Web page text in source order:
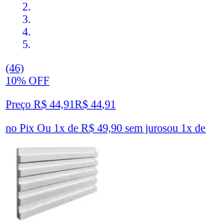
(46)
10% OFF
Preço R$ 44,91R$ 44,91
no Pix Ou 1x de R$ 49,90 sem jurosou 1x de